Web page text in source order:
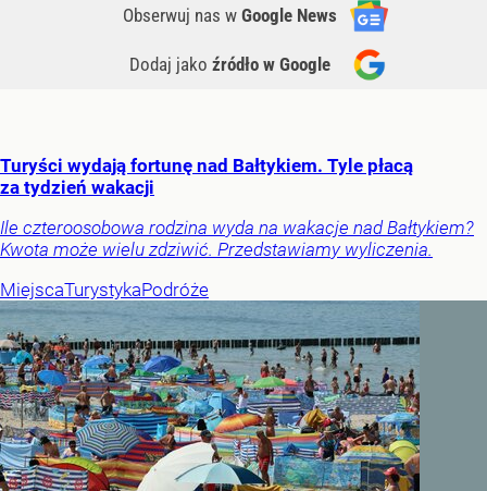
Obserwuj nas w Google News
Dodaj jako źródło w Google
Turyści wydają fortunę nad Bałtykiem. Tyle płacą
za tydzień wakacji
Ile czteroosobowa rodzina wyda na wakacje nad Bałtykiem?
Kwota może wielu zdziwić. Przedstawiamy wyliczenia.
MiejscaTurystykaPodróże